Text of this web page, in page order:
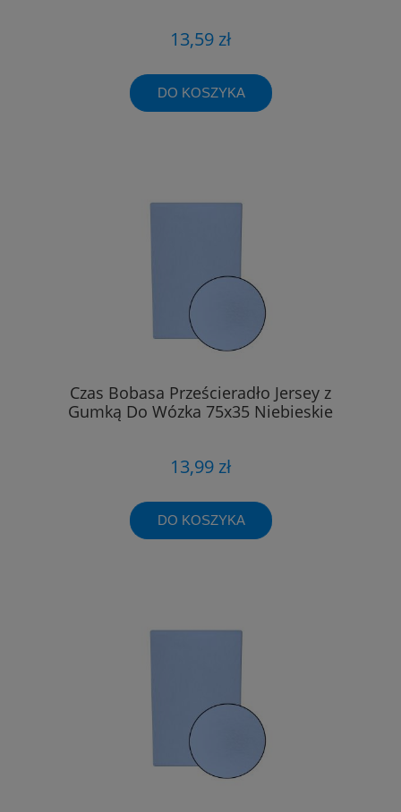
13,59 zł
DO KOSZYKA
Czas Bobasa Prześcieradło Jersey z
Gumką Do Wózka 75x35 Niebieskie
13,99 zł
DO KOSZYKA